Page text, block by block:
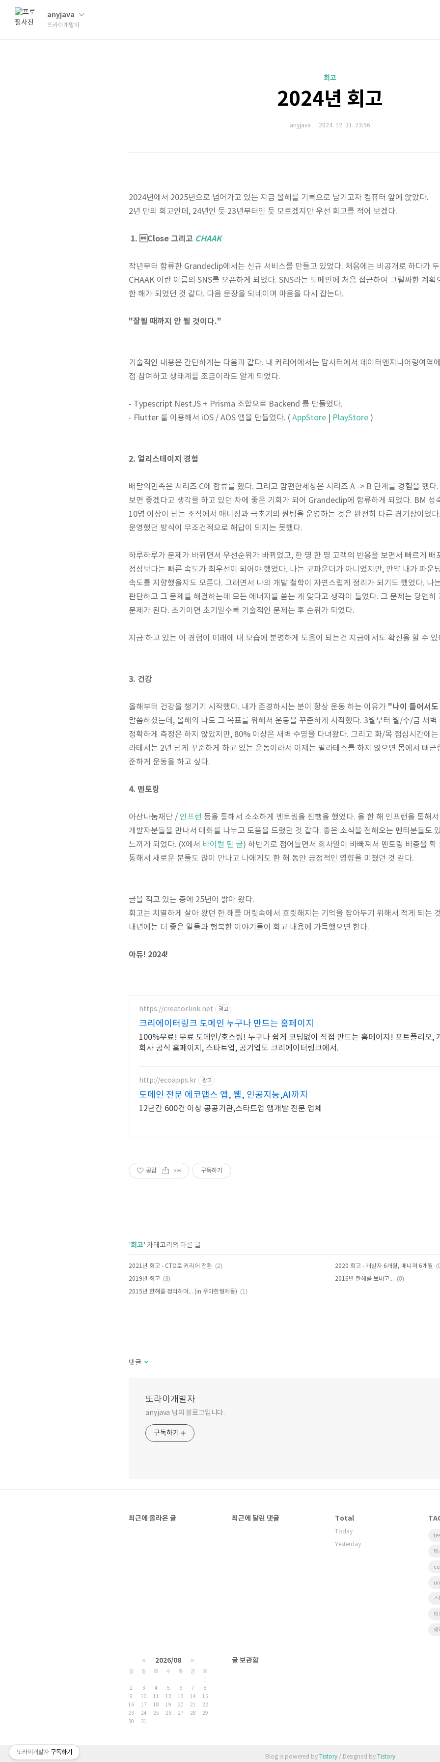
anyjava
또라이개발자
회고
2024년 회고
anyjava 2024. 12. 31. 23:56
2024년에서 2025년으로 넘어가고 있는 지금 올해를 기록으로 남기고자 컴퓨터 앞에 앉았다.
2년 만의 회고인데, 24년인 듯 23년부터인 듯 모르겠지만 우선 회고를 적어 보겠다.
1. Close 그리고 CHAAK
작년부터 합류한 Grandeclip에서는 신규 서비스를 만들고 있었다. 처음에는 비공개로 하다가
CHAAK 이란 이름의 SNS를 오픈하게 되었다. SNS라는 도메인에 처음 접근하여 그럴싸한 계획
한 해가 되었던 것 같다. 다음 문장을 되네이며 마음을 다시 잡는다.
"잘될 때까지 안 될 것이다."
기술적인 내용은 간단하게는 다음과 같다. 내 커리어에서는 맘시터에서 데이터엔지니어링여역
접 참여하고 생태계를 조금이라도 알게 되었다.
- Typescript NestJS + Prisma 조합으로 Backend 를 만들었다.
- Flutter 를 이용해서 iOS / AOS 앱을 만들었다. ( AppStore PlayStore )
2. 얼리스테이지 경험
배달의민족은 시리즈 C에 합류를 했다. 그리고 맘편한세상은 시리즈 A -> B 단계를 경험을 했
보면 좋겠다고 생각을 하고 있던 차에 좋은 기회가 되어 Grandeclip에 합류하게 되었다. BM 성
10명 이상이 넘는 조직에서 매니징과 극초기의 원팀을 운영하는 것은 완전히 다른 경기장이었
운영했던 방식이 무조건적으로 해답이 되지는 못했다.
하루하루가 문제가 바뀌면서 우선순위가 바뀌었고, 한 명 한 명 고객의 반응을 보면서 빠르게 배
정성보다는 빠른 속도가 최우선이 되어야 했었다. 나는 코파운더가 아니었지만, 만약 내가 파운
속도를 지향했을지도 모른다. 그러면서 나의 개발 철학이 자연스럽게 정리가 되기도 했었다. 나
판단하고 그 문제를 해결하는데 모든 에너지를 쏟는 게 맞다고 생각이 들었다. 그 문제는 당연히
문제가 된다. 초기이면 초기일수록 기술적인 문제는 후 순위가 되었다.
지금 하고 있는 이 경험이 미래에 내 모습에 분명하게 도움이 되는건 지금에서도 확신을 할 수 있
3. 건강
올해부터 건강을 챙기기 시작했다. 내가 존경하시는 분이 항상 운동 하는 이유가 "나이 들어서
말씀하셨는데, 올해의 나도 그 목표를 위해서 운동을 꾸준하게 시작했다. 3월부터 월/수/금 새
정확하게 측정은 하지 않았지만, 80% 이상은 새벽 수영을 다녀왔다. 그리고 화/목 점심시간에
라테서는 2년 넘게 꾸준하게 하고 있는 운동이라서 이제는 필라테스를 하지 않으면 몸에서 뻐
준하게 운동을 하고 싶다.
4. 멘토링
아산나눔재단 / 인프런 등을 통해서 소소하게 멘토링을 진행을 했었다. 올 한 해 인프런을 통해
개발자분들을 만나서 대화를 나누고 도움을 드렸던 것 같다. 좋은 소식을 전해오는 멘티분들도
느끼게 되었다. (X에서 바이럴 된 글) 하반기로 접어들면서 회사일이 바빠져서 멘토링 비중을
통해서 새로운 분들도 많이 만나고 나에게도 한 해 동안 긍정적인 영향을 미쳤던 것 같다.
글을 적고 있는 중에 25년이 밝아 왔다.
회고는 치열하게 살아 왔던 한 해를 머릿속에서 흐릿해지는 기억을 잡아두기 위해서 적게 되는
내년에는 더 좋은 일들과 행복한 이야기들이 회고 내용에 가득했으면 한다.
아듀! 2024!
https://creatorlink.net 광고
크리에이터링크 도메인 누구나 만드는 홈페이지
100%무료! 무료 도메인/호스팅! 누구나 쉽게 코딩없이 직접 만드는 홈페이지! 포트폴리오,
회사 공식 홈페이지, 스타트업, 공기업도 크리에이터링크에서.
http://ecoapps.kr 광고
도메인 전문 에코앱스 앱, 웹, 인공지능,AI까지
12년간 600건 이상 공공기관,스타트업 앱개발 전문 업체
공감 구독하기
'회고' 카테고리의 다른 글
2021년 회고 - CTO로 커리어 전환 (2) 2020 회고 - 개발자 6개월, 매니져 6개월
2019년 회고 (3) 2016년 한해를 보내고... (0)
2015년 한해를 정리하며... (in 우아한형제들) (1)
댓글
또라이개발자
anyjava 님의 블로그입니다.
구독하기
최근에 올라온 글 최근에 달린 댓글 Total
Today
Yesterday
테
스
대
생
« 2026/08 »
일 월 화 수 목 금
토
1
2
3 4 5 6 7
8
9
10 11 12 13 14
15
16
17 18 19 20 21
22
23
24 25 26 27 28
29
30
31
글 보관함
Blog is powered by Tistory/ Designed by Tistory
또라이개발자 구독하기